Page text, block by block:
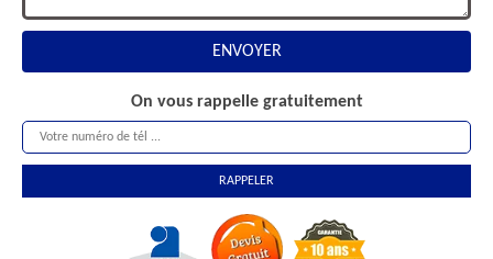
On vous rappelle gratuitement